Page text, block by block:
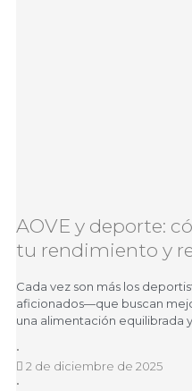
AOVE y deporte:
tu rendimiento y
Cada vez son más los
aficionados—que buscan
una alimentación equilibrada y
•
2 de diciembre de 2025
•